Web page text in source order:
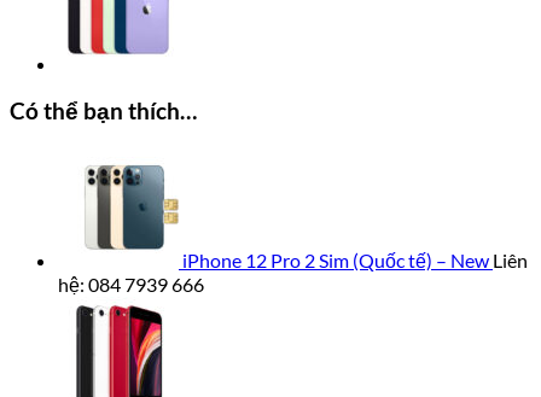
Có thể bạn thích…
iPhone 12 Pro 2 Sim (Quốc tế) – New Liên
hệ: 084 7939 666